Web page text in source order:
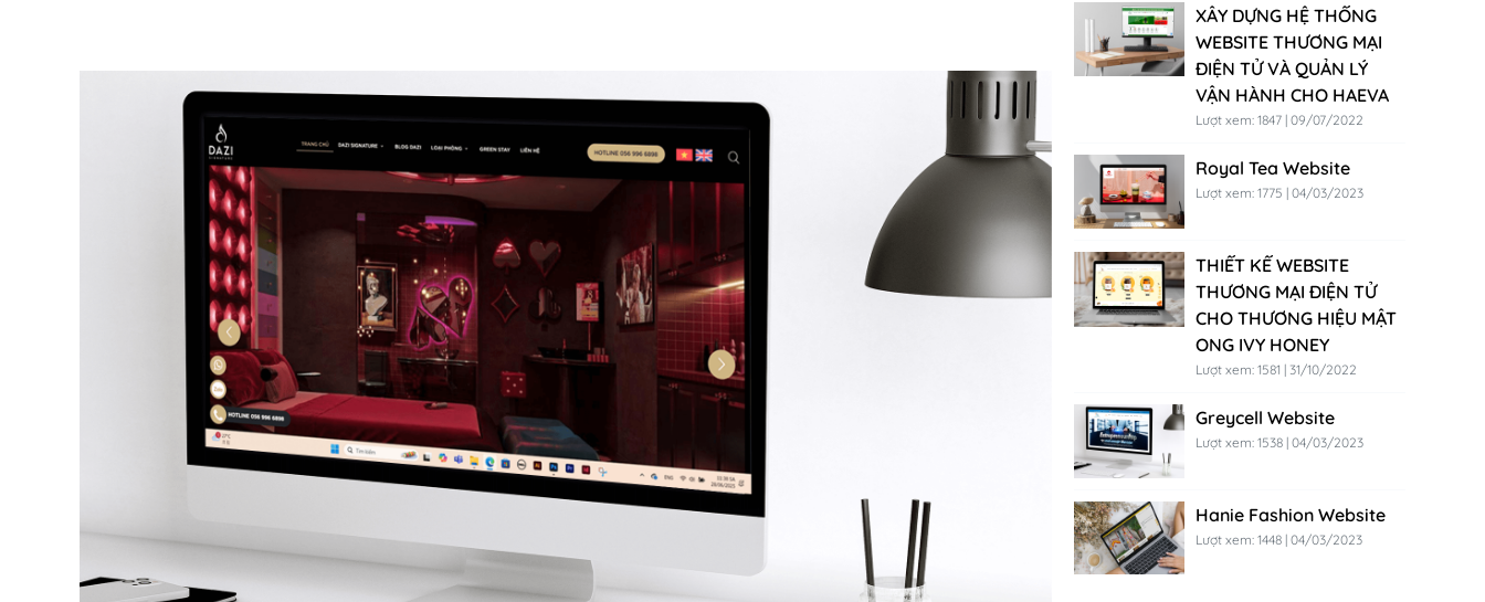
XÂY DỰNG HỆ THỐNG
WEBSITE THƯƠNG MẠI
ĐIỆN TỬ VÀ QUẢN LÝ
VẬN HÀNH CHO HAEVA
Lượt xem: 1847 | 09/07/2022
Royal Tea Website
Lượt xem: 1775 | 04/03/2023
THIẾT KẾ WEBSITE
THƯƠNG MẠI ĐIỆN TỬ
CHO THƯƠNG HIỆU MẬT
ONG IVY HONEY
Lượt xem: 1581 | 31/10/2022
Greycell Website
Lượt xem: 1538 | 04/03/2023
Hanie Fashion Website
Lượt xem: 1448 | 04/03/2023